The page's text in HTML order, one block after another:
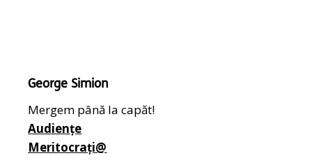
George Simion
Mergem până la capăt!
Audiențe
Meritocrați@